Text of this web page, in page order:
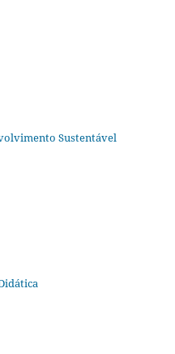
Sustentável